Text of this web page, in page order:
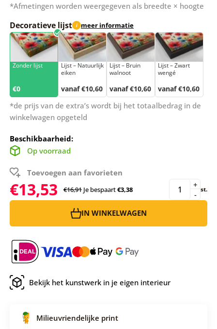
*Afmetingen worden weergegeven als breedte × hoogte
Decoratieve lijst i meer informatie
Zonder lijst
€0
Lijst – Natuurlijk
eiken
vanaf €10,60
Lijst – Bruin
walnoot
vanaf €10,60
Lijst – Zwart
wengé
vanaf €10,60
*de prijs van de extra’s wordt bij het totaalbedrag in de
winkelwagen opgeteld
Beschikbaarheid:
Op voorraad
Toevoegen aan favorieten
€13,53 €16,91 Je bespaart€3,38 -
+ st.
IN WINKELWAGEN
Bekijk het kunstwerk in je eigen interieur
Milieuvriendelijke print